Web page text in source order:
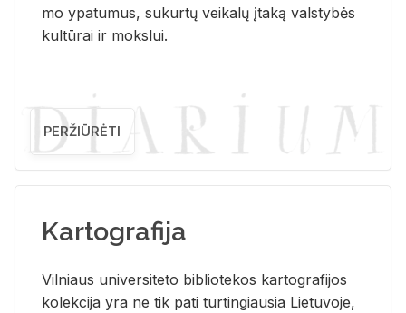
mo ypa­tu­mus, su­kur­tų vei­ka­lų įta­ką vals­ty­bės
kul­tū­rai ir moks­lui.
PERŽIŪRĖTI
Kartografija
Vil­niaus uni­ver­si­te­to bi­b­lio­te­kos kar­to­gra­fi­jos
ko­lek­ci­ja yra ne tik pati tur­tin­giau­sia Lie­tu­vo­je,